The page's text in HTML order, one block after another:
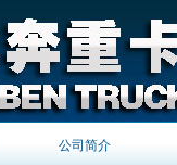
公司简介